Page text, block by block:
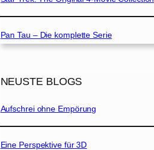
Pan Tau – Die komplette Serie
NEUSTE BLOGS
Aufschrei ohne Empörung
Eine Perspektive für 3D